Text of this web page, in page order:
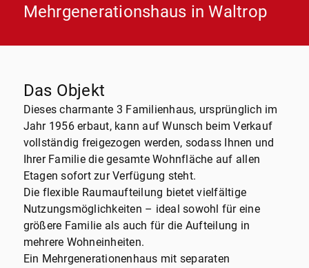
Mehrgenerationshaus in Waltrop
Das Objekt
Dieses charmante 3 Familienhaus, ursprünglich im
Jahr 1956 erbaut, kann auf Wunsch beim Verkauf
vollständig freigezogen werden, sodass Ihnen und
Ihrer Familie die gesamte Wohnfläche auf allen
Etagen sofort zur Verfügung steht.
Die flexible Raumaufteilung bietet vielfältige
Nutzungsmöglichkeiten – ideal sowohl für eine
größere Familie als auch für die Aufteilung in
mehrere Wohneinheiten.
Ein Mehrgenerationenhaus mit separaten